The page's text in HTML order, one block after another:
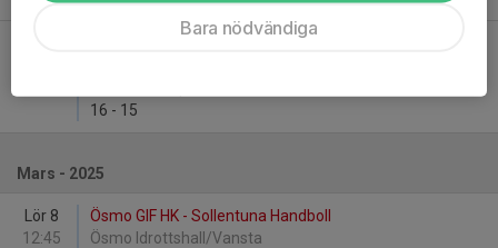
Sollentuna Handboll - Eskilstuna
16 - 15
Mars - 2025
Lör 8
12:45
Ösmo GIF HK - Sollentuna Handboll
Ösmo Idrottshall/Vansta
Bara nödvändiga